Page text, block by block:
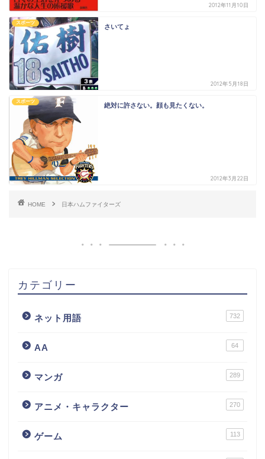
2012年11月10日
スポーツ
さいてょ
2012年5月18日
スポーツ
絶対に許さない。顔も見たくない。
2012年3月22日
HOME 日本ハムファイターズ
カテゴリー
ネット用語 732
AA 64
マンガ 289
アニメ・キャラクター 270
ゲーム 113